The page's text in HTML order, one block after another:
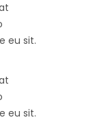
eu sit.
eu sit.